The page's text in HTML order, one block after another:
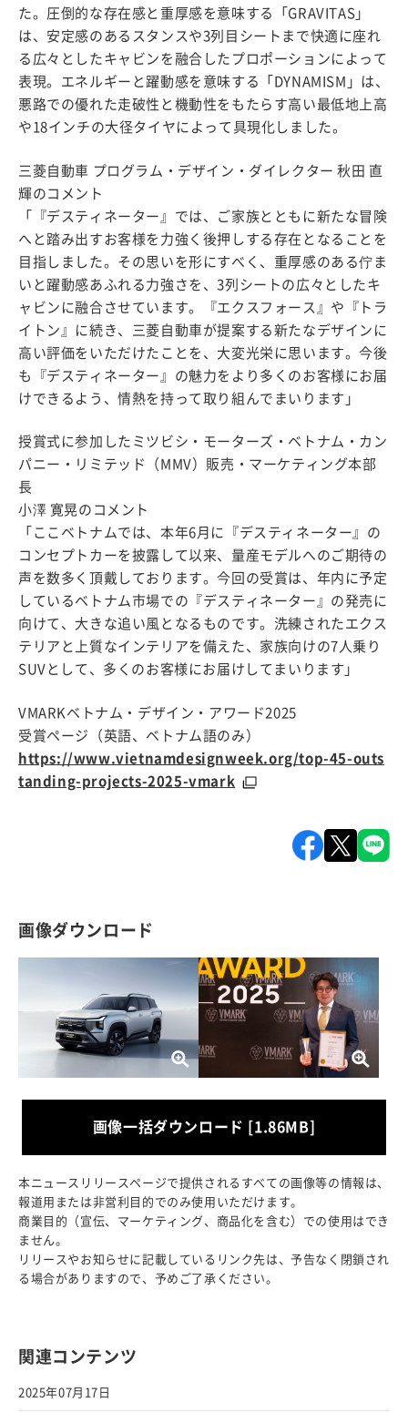
画像ダウンロード
画像一括ダウンロード [1.86MB]
本ニュースリリースページで提供されるすべての画像等の情報は、
報道用または非営利目的でのみ使用いただけます。
商業目的（宣伝、マーケティング、商品化を含む）での使用はでき
ません。
リリースやお知らせに記載しているリンク先は、予告なく閉鎖され
る場合がありますので、予めご了承ください。
関連コンテンツ
2025年07月17日
た。圧倒的な存在感と重厚感を意味する「GRAVITAS」
は、安定感のあるスタンスや3列目シートまで快適に座れ
る広々としたキャビンを融合したプロポーションによって
表現。エネルギーと躍動感を意味する「DYNAMISM」は、
悪路での優れた走破性と機動性をもたらす高い最低地上高
や18インチの大径タイヤによって具現化しました。
三菱自動車 プログラム・デザイン・ダイレクター 秋田 直
輝のコメント
「『デスティネーター』では、ご家族とともに新たな冒険
へと踏み出すお客様を力強く後押しする存在となることを
目指しました。その思いを形にすべく、重厚感のある佇ま
いと躍動感あふれる力強さを、3列シートの広々としたキ
ャビンに融合させています。『エクスフォース』や『トラ
イトン』に続き、三菱自動車が提案する新たなデザインに
高い評価をいただけたことを、大変光栄に思います。今後
も『デスティネーター』の魅力をより多くのお客様にお届
けできるよう、情熱を持って取り組んでまいります」
授賞式に参加したミツビシ・モーターズ・ベトナム・カン
パニー・リミテッド（MMV）販売・マーケティング本部
長
小澤 寛晃のコメント
「ここベトナムでは、本年6月に『デスティネーター』の
コンセプトカーを披露して以来、量産モデルへのご期待の
声を数多く頂戴しております。今回の受賞は、年内に予定
しているベトナム市場での『デスティネーター』の発売に
向けて、大きな追い風となるものです。洗練されたエクス
テリアと上質なインテリアを備えた、家族向けの7人乗り
SUVとして、多くのお客様にお届けしてまいります」
VMARKベトナム・デザイン・アワード2025
受賞ページ（英語、ベトナム語のみ）
https://www.vietnamdesignweek.org/top-45-outs
tanding-projects-2025-vmark